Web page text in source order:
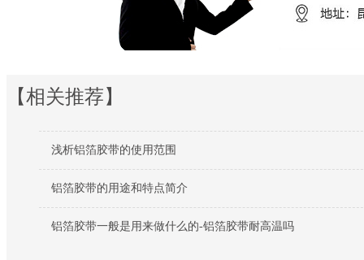
【相关推荐】
浅析铝箔胶带的使用范围
铝箔胶带的用途和特点简介
铝箔胶带一般是用来做什么的-铝箔胶带耐高温吗